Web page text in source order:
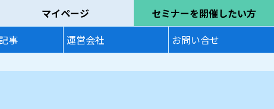
マイページ
セミナーを開催したい方
事 運営会社 お問い合せ